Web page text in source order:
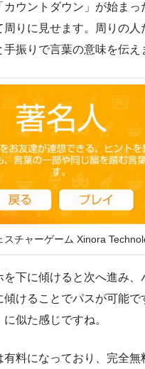
カウントダウン」が始まっ
周りに見せます。周りの人
振りで言葉の意味を伝え
スチャーゲーム Xinora
を下に傾けると次へ進み、
傾けることでパスが可能で
に似た感じですね。
有料になっており、完全無